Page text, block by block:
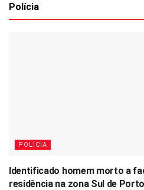
Polícia
POLÍCIA
Identificado homem morto a
residência na zona Sul de